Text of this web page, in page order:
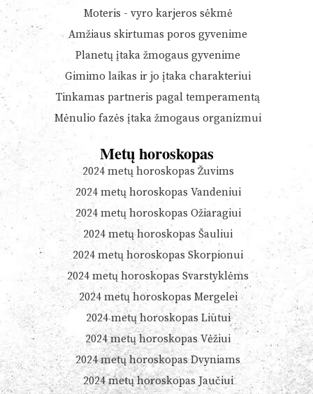
Moteris - vyro karjeros sėkmė
Amžiaus skirtumas poros gyvenime
Planetų įtaka žmogaus gyvenime
Gimimo laikas ir jo įtaka charakteriui
Tinkamas partneris pagal temperamentą
Mėnulio fazės įtaka žmogaus organizmui
Metų horoskopas
2024 metų horoskopas Žuvims
2024 metų horoskopas Vandeniui
2024 metų horoskopas Ožiaragiui
2024 metų horoskopas Šauliui
2024 metų horoskopas Skorpionui
2024 metų horoskopas Svarstyklėms
2024 metų horoskopas Mergelei
2024 metų horoskopas Liūtui
2024 metų horoskopas Vėžiui
2024 metų horoskopas Dvyniams
2024 metų horoskopas Jaučiui